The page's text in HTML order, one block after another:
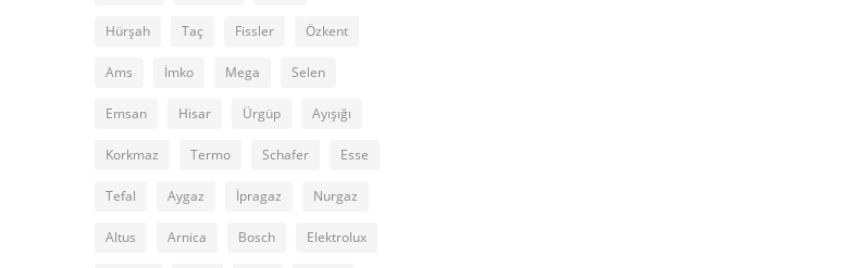
Hürşah Taç Fissler Özkent
Ams İmko Mega Selen
Emsan Hisar Ürgüp Ayışığı
Korkmaz Termo Schafer Esse
Tefal Aygaz İpragaz Nurgaz
Altus Arnica Bosch Elektrolux